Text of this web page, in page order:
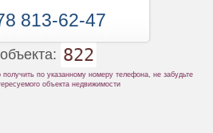
813-62-47
822
по указанному номеру телефона, не забудьте
объекта недвижимости